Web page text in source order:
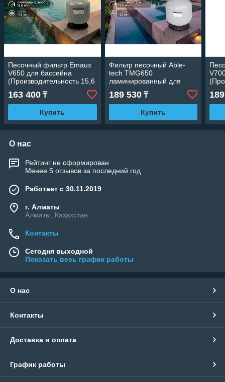
Песочный фильтр Emaux
V650 для бассейна
(Производительность 15,6
м3/ч, стекловолокно,
диаметр 650 мм)
163 400 ₸
Купить
Фильтр песочный Able-
tech TMG650
ламинированный для
(Производительность 15,3
м3/ч, диаметр 650 мм)
189 530₸
Купить
О нас
Рейтинг не сформирован
Менее 5 отзывов за последний год
Работает с 30.11.2019
г. Алматы
Алматы, Казахстан
Контакты
Сегодня выходной
Показать весь график работы
О нас
Контакты
Доставка и оплата
График работы